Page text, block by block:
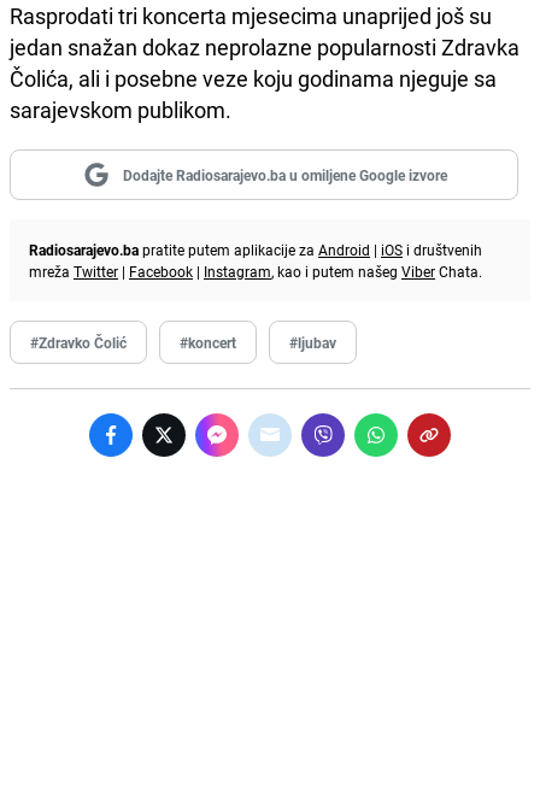
Rasprodati tri koncerta mjesecima unaprijed još su
jedan snažan dokaz neprolazne popularnosti Zdravka
Čolića, ali i posebne veze koju godinama njeguje sa
sarajevskom publikom.
Dodajte Radiosarajevo.ba u omiljene Google izvore
Radiosarajevo.bapratite putem aplikacije za Android | iOS i društvenih
mreža Twitter | Facebook | Instagram, kao i putem našeg ViberChata.
#Zdravko Čolić #koncert #ljubav